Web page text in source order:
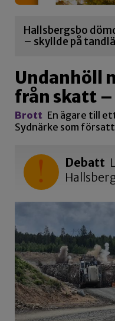
Hallsbergsbo
– skyllde på
Undanhöll
från skatt
Brott En ägare till
Sydnärke som
Debatt